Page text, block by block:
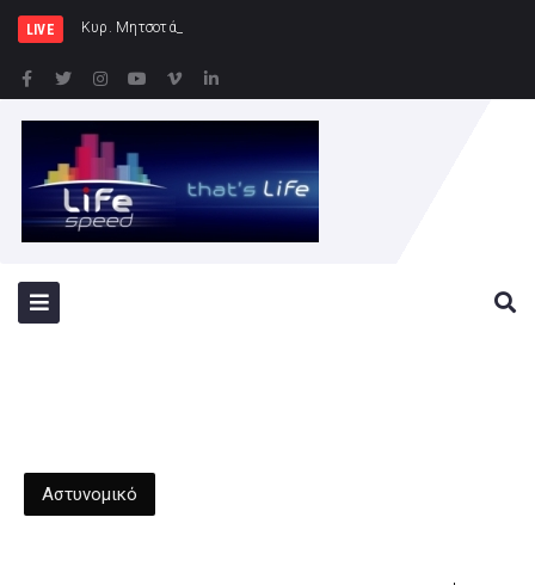
LIVE Κυρ. Μητσοτάκης: Η χώρα δεν μπορεί
Αστυνομικό